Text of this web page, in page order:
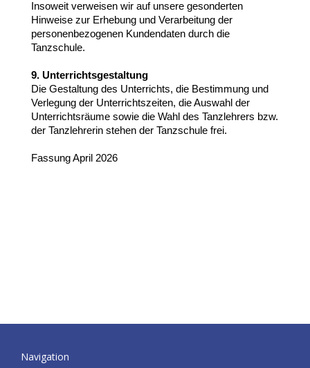
Insoweit verweisen wir auf unsere gesonderten
Hinweise zur Erhebung und Verarbeitung der
personenbezogenen Kundendaten durch die
Tanzschule.
9. Unterrichtsgestaltung
Die Gestaltung des Unterrichts, die Bestimmung und
Verlegung der Unterrichtszeiten, die Auswahl der
Unterrichtsräume sowie die Wahl des Tanzlehrers bzw.
der Tanzlehrerin stehen der Tanzschule frei.
Fassung April 2026
Navigation